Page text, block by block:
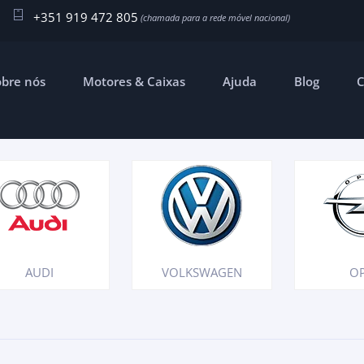
+351 919 472 805
nós Motores & Caixas Ajuda Blog
AUDI VOLKSWAGEN